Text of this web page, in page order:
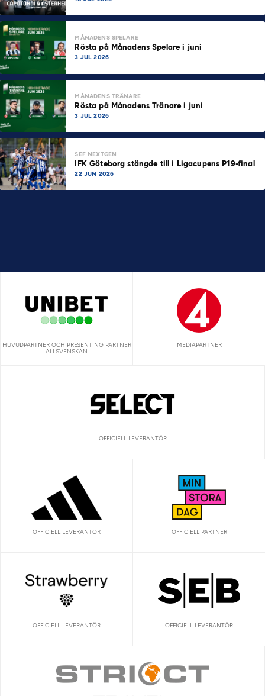
MÅNADENS SPELARE
Rösta på Månadens Spelare i juni
3 JUL 2026
MÅNADENS TRÄNARE
Rösta på Månadens Tränare i juni
3 JUL 2026
SEF NEXTGEN
IFK Göteborg stängde till i Ligacupens P19-final
22 JUN 2026
HUVUDPARTNER OCH PRESENTING PARTNER
ALLSVENSKAN
MEDIAPARTNER
OFFICIELL LEVERANTÖR
OFFICIELL LEVERANTÖR OFFICIELL PARTNER
OFFICIELL LEVERANTÖR OFFICIELL LEVERANTÖR